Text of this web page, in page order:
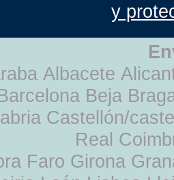
y
Albacete
Beja
Castellón/
Real
Faro Girona